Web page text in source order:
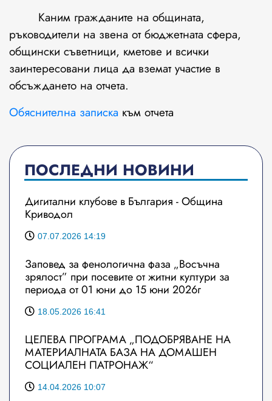
Каним гражданите на общината,
ръководители на звена от бюджетната сфера,
общински съветници, кметове и всички
заинтересовани лица да вземат участие в
обсъждането на отчета.
Обяснителна записка към отчета
ПОСЛЕДНИ НОВИНИ
Дигитални клубове в България - Община
Криводол
07.07.2026 14:19
Заповед за фенологична фаза „Восъчна
зрялост” при посевите от житни култури за
периода от 01 юни до 15 юни 2026г
18.05.2026 16:41
ЦЕЛЕВА ПРОГРАМА „ПОДОБРЯВАНЕ НА
МАТЕРИАЛНАТА БАЗА НА ДОМАШЕН
СОЦИАЛЕН ПАТРОНАЖ“
14.04.2026 10:07